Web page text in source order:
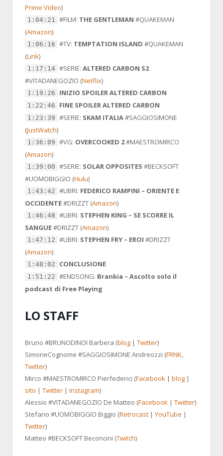
Prime Video)
1:04:21 #FILM: THE GENTLEMAN #QUAKEMAN
(Amazon)
1:06:16 #TV: TEMPTATION ISLAND #QUAKEMAN
(Link)
1:17:14 #SERIE: ALTERED CARBON S2
#VITADANEGOZIO (Netflix)
1:19:26 INIZIO SPOILER ALTERED CARBON
1:22:46 FINE SPOILER ALTERED CARBON
1:23:39 #SERIE: SKAM ITALIA#SAGGIOSIMONE
(JustWatch)
1:36:09 #VG: OVERCOOKED 2#MAESTROMIRCO
(Amazon)
1:39:00 #SERIE: SOLAR OPPOSITES #BECKSOFT
#UOMOBIGGIO (Hulu)
1:43:42 #LIBRI: FEDERICO RAMPINI – ORIENTE E
OCCIDENTE#DRIZZT (Amazon)
1:46:48 #LIBRI: STEPHEN KING – SE SCORRE IL
SANGUE#DRIZZT (Amazon)
1:47:12 #LIBRI: STEPHEN FRY – EROI #DRIZZT
(Amazon)
1:48:02 CONCLUSIONE
1:51:22 #ENDSONG: Brankia – Ascolto solo il
podcast di Free Playing
LO STAFF
Bruno #BRUNODINOI Barbera (blog | Twitter)
SimoneCognome #SAGGIOSIMONE Andreozzi (FRNK,
Twitter)
Mirco #MAESTROMIRCO Pierfederici (Facebook | blog |
sito | Twitter | Instagram)
Alessio #VITADANEGOZIO De Matteo (Facebook | Twitter)
Stefano #UOMOBIGGIO Biggio (Retrocast | YouTube |
Twitter)
Matteo #BECKSOFT Beconcini (Twitch)